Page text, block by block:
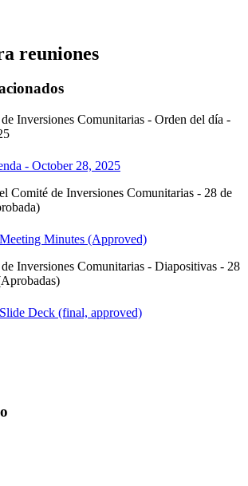
reuniones
Inversiones Comunitarias - Orden del día -
- October 28, 2025
Comité de Inversiones Comunitarias - 28 de
Minutes (Approved)
Inversiones Comunitarias - Diapositivas - 28
Deck (final, approved)